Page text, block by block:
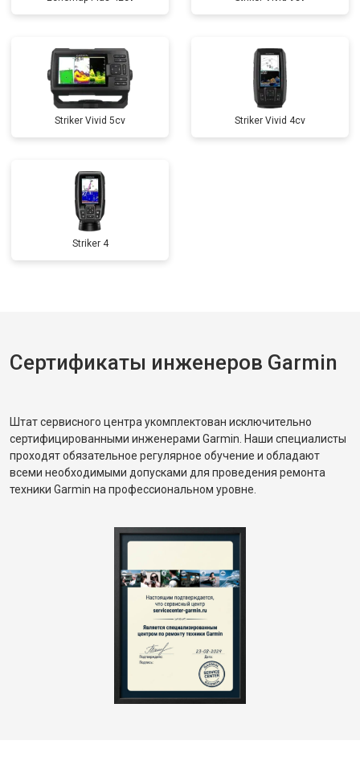
Striker Vivid 5cv Striker Vivid 4cv
Striker 4
Сертификаты инженеров Garmin
Штат сервисного центра укомплектован исключительно
сертифицированными инженерами Garmin. Наши специалисты
проходят обязательное регулярное обучение и обладают
всеми необходимыми допусками для проведения ремонта
техники Garmin на профессиональном уровне.